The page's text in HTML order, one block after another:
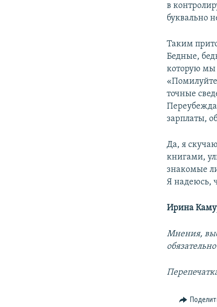
в
буквально
Таким
Бедные,
которую мы
точные
зарплаты,
Да, я
книгами,
знакомые
Я надеюсь,
Ирина
Мнения,